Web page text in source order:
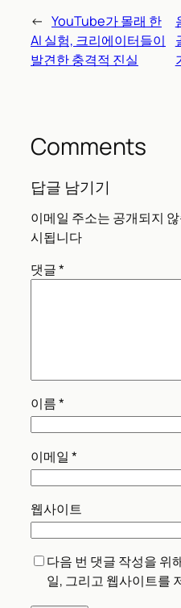
← YouTube가 몰래 한
AI 실험, 크리에이터들이
발견한 충격적 진실
Comments
답글 남기기
이메일 주소는 공개되지
시됩니다
댓글*
이름*
이메일 *
웹사이트
다음 번 댓글 작성을 위
일, 그리고 웹사이트를